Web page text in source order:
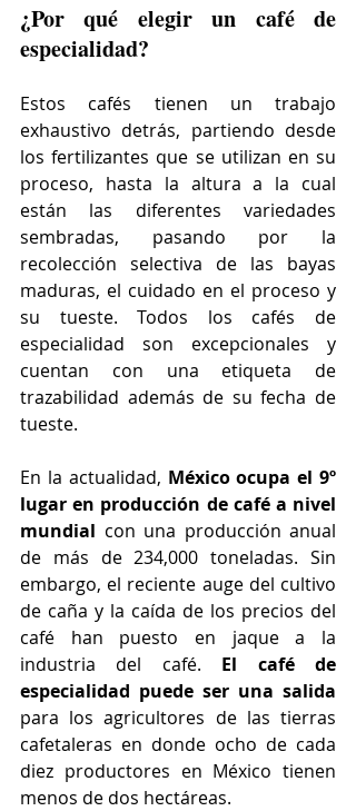
¿Por qué elegir un café de
especialidad?
Estos cafés tienen un trabajo
exhaustivo detrás, partiendo desde
los fertilizantes que se utilizan en su
proceso, hasta la altura a la cual
están las diferentes variedades
sembradas, pasando por la
recolección selectiva de las bayas
maduras, el cuidado en el proceso y
su tueste. Todos los cafés de
especialidad son excepcionales y
cuentan con una etiqueta de
trazabilidad además de su fecha de
tueste.
En la actualidad, México ocupa el 9º
lugar en producción de café a nivel
mundial con una producción anual
de más de 234,000 toneladas. Sin
embargo, el reciente auge del cultivo
de caña y la caída de los precios del
café han puesto en jaque a la
industria del café. El café de
especialidad puede ser una salida
para los agricultores de las tierras
cafetaleras en donde ocho de cada
diez productores en México tienen
menos de dos hectáreas.